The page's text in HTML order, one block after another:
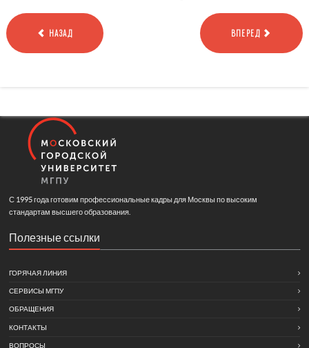
НАЗАД ВПЕРЕД
С 1995 года готовим профессиональные кадры для Москвы по высоким
стандартам высшего образования.
Полезные ссылки
ГОРЯЧАЯ ЛИНИЯ
СЕРВИСЫ МГПУ
ОБРАЩЕНИЯ
КОНТАКТЫ
ВОПРОСЫ